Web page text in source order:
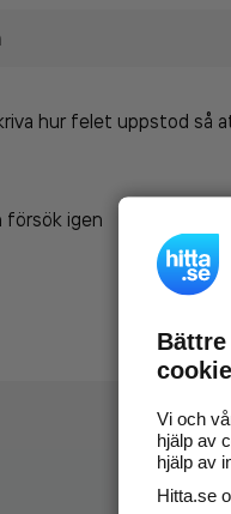
hur felet uppstod så
försök igen
Vi och
hjälp av
hjälp av
Hitta.se